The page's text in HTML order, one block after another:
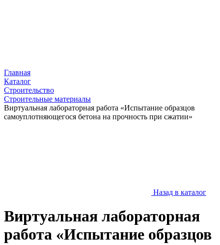
Главная
Каталог
Строительство
Строительные материалы
Виртуальная лабораторная работа «Испытание образцов
самоуплотняющегося бетона на прочность при сжатии»
Назад в каталог
Виртуальная лабораторная
работа «Испытание образцов